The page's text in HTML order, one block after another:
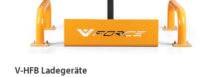
V-HFB Ladegeräte